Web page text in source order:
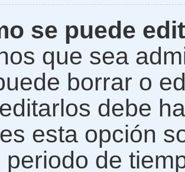
se puede
que sea
borrar o
debe
esta opción
periodo de